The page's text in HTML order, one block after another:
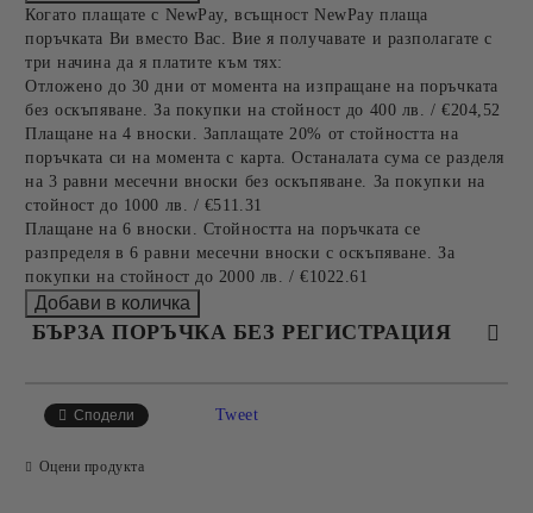
Когато плащате с NewPay, всъщност NewPay плаща
поръчката Ви вместо Вас. Вие я получавате и разполагате с
три начина да я платите към тях:
Отложено до 30 дни от момента на изпращане на поръчката
без оскъпяване. За покупки на стойност до 400 лв. / €204,52
Плащане на 4 вноски. Заплащате 20% от стойността на
поръчката си на момента с карта. Останалата сума се разделя
на 3 равни месечни вноски без оскъпяване. За покупки на
стойност до 1000 лв. / €511.31
Плащане на 6 вноски. Стойността на поръчката се
разпределя в 6 равни месечни вноски с оскъпяване. За
покупки на стойност до 2000 лв. / €1022.61
БЪРЗА ПОРЪЧКА БЕЗ РЕГИСТРАЦИЯ
Сподели Tweet
Оцени продукта